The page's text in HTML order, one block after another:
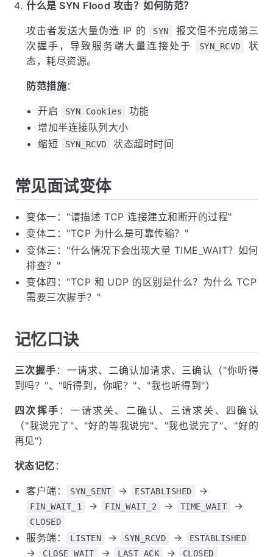
什么是 SYN Flood 攻击？如何防范？
攻击者发送大量伪造 IP 的 SYN
报文但不完成第三
次握手，导致服务端大量连接处于
SYN_RCVD
状
态，耗尽资源。
防范措施：
开启 SYN Cookies
功能
增加半连接队列大小
缩短
SYN_RCVD 状态超时时间
常见面试变体
变体一："请描述 TCP 连接建立和断开的过程"
变体二："TCP 为什么是可靠传输？"
变体三："什么情况下会出现大量 TIME_WAIT？如何
排查？"
变体四："TCP 和 UDP 的区别是什么？为什么 TCP
需要三次握手？"
记忆口诀
三次握手 ：一请求、二确认加请求、三确认（"你听得
到吗？"、"听得到，你呢？"、"我也听得到"）
四次挥手 ：一请求关、二确认、三请求关、四确认
（"我说完了"、"好的等我说完"、"我也说完了"、"好的
再见"）
状态记忆 ：
客户端： SYN_SENT → ESTABLISHED →
FIN_WAIT_1 → FIN_WAIT_2 → TIME_WAIT →
CLOSED
服务端： LISTEN → SYN_RCVD → ESTABLISHED
→ CLOSE_WAIT → LAST_ACK → CLOSED